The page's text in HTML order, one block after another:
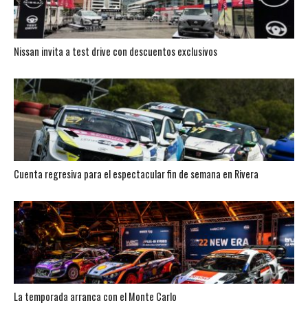
Nissan invita a test drive con descuentos exclusivos
Cuenta regresiva para el espectacular fin de semana en Rivera
La temporada arranca con el Monte Carlo